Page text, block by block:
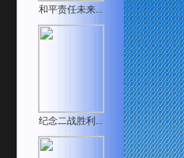
和平责任未来...
纪念二战胜利...